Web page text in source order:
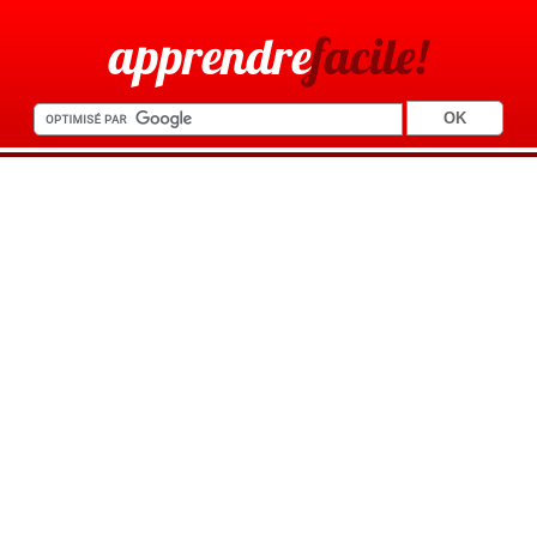
apprendrefacile!